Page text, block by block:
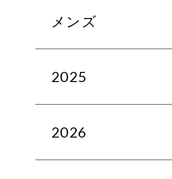
メンズ
2025
2026